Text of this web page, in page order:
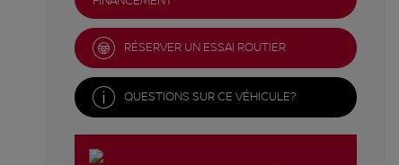
RÉSERVER UN ESSAI ROUTIER
QUESTIONS SUR CE VÉHICULE?